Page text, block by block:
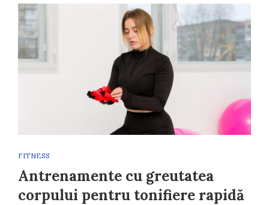
FITNESS
Antrenamente cu greutatea
corpului pentru tonifiere rapidă